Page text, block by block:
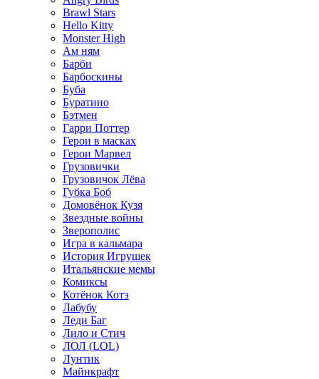
Brawl Stars
Hello Kitty
Monster High
Ам ням
Барби
Барбоскины
Буба
Буратино
Бэтмен
Гарри Поттер
Герои в масках
Герои Марвел
Грузовички
Грузовичок Лёва
Губка Боб
Домовёнок Кузя
Звездные войны
Зверополис
Игра в кальмара
История Игрушек
Итальянские мемы
Комиксы
Котёнок Котэ
Лабубу
Леди Баг
Лило и Стич
ЛОЛ (LOL)
Лунтик
Майнкрафт